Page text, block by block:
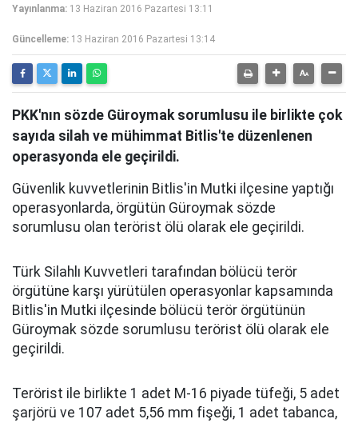
Yayınlanma: 13 Haziran 2016 Pazartesi 13:11
Güncelleme: 13 Haziran 2016 Pazartesi 13:14
PKK'nın sözde Güroymak sorumlusu ile birlikte çok
sayıda silah ve mühimmat Bitlis'te düzenlenen
operasyonda ele geçirildi.
Güvenlik kuvvetlerinin Bitlis'in Mutki ilçesine yaptığı
operasyonlarda, örgütün Güroymak sözde
sorumlusu olan terörist ölü olarak ele geçirildi.
Türk Silahlı Kuvvetleri tarafından bölücü terör
örgütüne karşı yürütülen operasyonlar kapsamında
Bitlis'in Mutki ilçesinde bölücü terör örgütünün
Güroymak sözde sorumlusu terörist ölü olarak ele
geçirildi.
Terörist ile birlikte 1 adet M-16 piyade tüfeği, 5 adet
şarjörü ve 107 adet 5,56 mm fişeği, 1 adet tabanca,